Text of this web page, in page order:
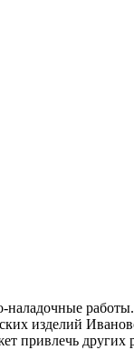
изделий
привлечь